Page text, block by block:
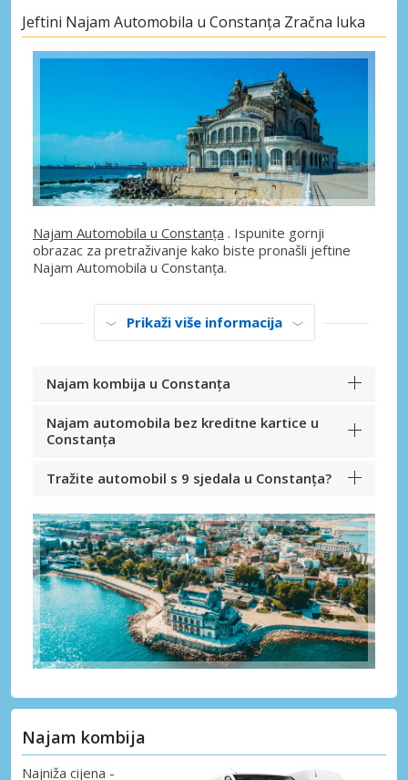
Jeftini Najam Automobila u Constanța Zračna luka
Najam Automobila u Constanța . Ispunite gornji
obrazac za pretraživanje kako biste pronašli jeftine
Najam Automobila u Constanța.
Prikaži više informacija
Najam kombija u Constanța
Najam automobila bez kreditne kartice u
Constanța
Tražite automobil s 9 sjedala u Constanța?
Najam kombija
Najniža cijena -